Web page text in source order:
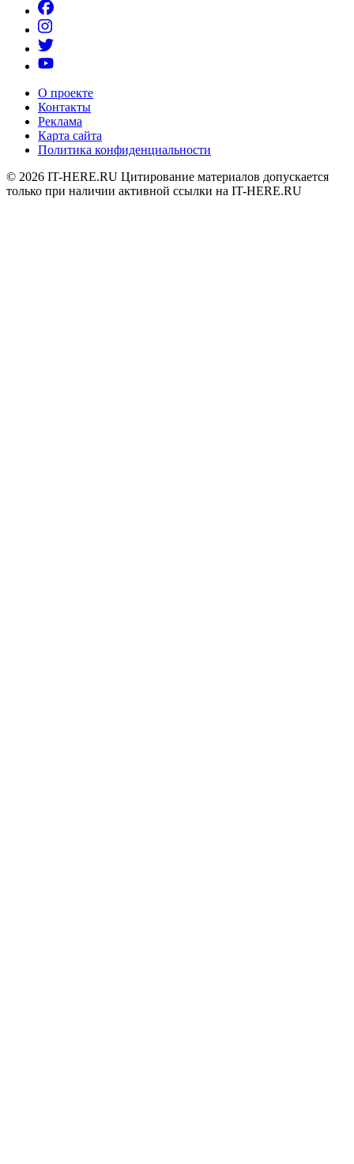
О проекте
Контакты
Реклама
Карта сайта
Политика конфиденциальности
© 2026 IT-HERE.RU Цитирование материалов допускается
только при наличии активной ссылки на IT-HERE.RU